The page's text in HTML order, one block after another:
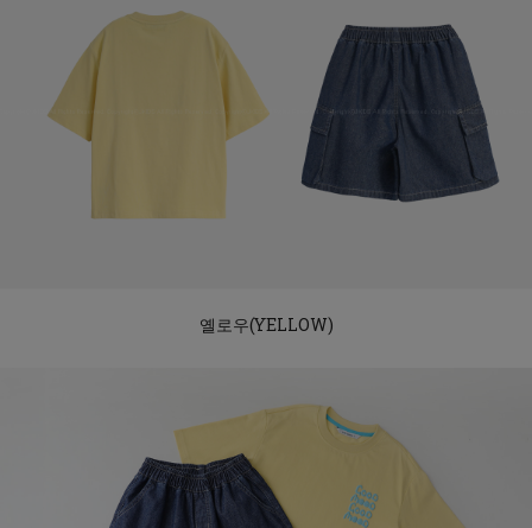
옐로우(YELLOW)